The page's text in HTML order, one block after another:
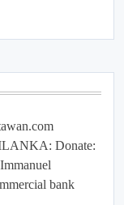
Donate:
bank